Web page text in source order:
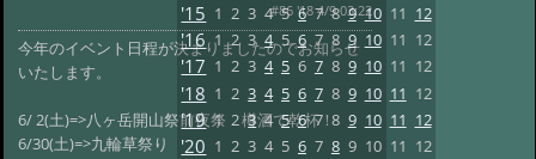
#86 '18 4/9 03:22
今年のイベント日程が決まりましたのでお知らせ
いたします。
6/ 2(土)=>八ヶ岳開山祭前夜祭 樽酒で乾杯！
6/30(土)=>九輪草祭り
'15 1 2 3 4 5 6 7 8 9 10 11 12
'16 1 2 3 4 5 6 7 8 9 10 11 12
'17 1 2 3 4 5 6 7 8 9 10 11 12
'18 1 2 3 4 5 6 7 8 9 10 11 12
'19 1 2 3 4 5 6 7 8 9 10 11 12
'20 1 2 3 4 5 6 7 8 9 10 11 12